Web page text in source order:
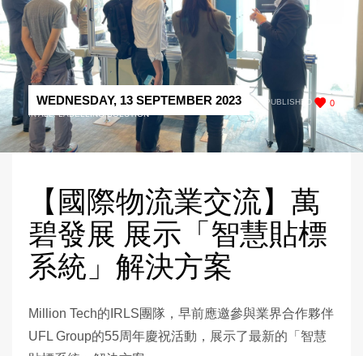
0
WEDNESDAY, 13 SEPTEMBER 2023 /
PUBLISHED
INALL,LABELLING SOLUTION
【國際物流業交流】萬
碧發展 展示「智慧貼標
系統」解決方案
Million Tech的IRLS團隊，早前應邀參與業界合作夥伴
UFL Group的55周年慶祝活動，展示了最新的「智慧